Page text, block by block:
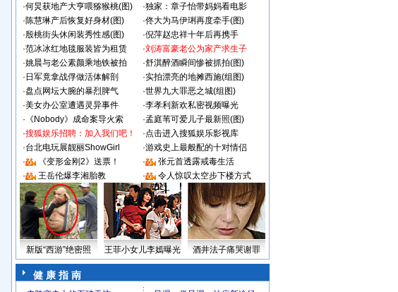
·何炅获地产大亨喂猕猴桃(图) ·独家：章子怡带妈妈看电影
·陈慧琳产后恢复好身材(图) ·佟大为马伊琍再度牵手(图)
·殷桃街头休闲装秀性感(图) ·倪萍赵忠祥十年后再携手
·范冰冰红地毯服装皆为租赁 ·刘涛富豪老公为家产求生子
·姚晨与老公素颜乘地铁被拍 ·舒淇醉酒瞬间惨被抓拍(图)
· 日军竟拿战俘做活体解剖 ·实拍漂亮的地摊西施(组图)
·盘点网坛大腕的暴烈脾气 ·世界九大罪恶之城(组图)
·美女办公室遭遇灵异事件 ·李孝利新欢私密视频曝光
· 《Nobody》成命案导火索 ·孟庭苇可爱儿子最新照(图)
·搜狐娱乐招聘：加入我们吧！ ·点击进入搜狐娱乐影视库
·台北电玩展靓丽ShowGirl ·游戏史上最般配的十对情侣
·
《变形金刚2》送票！ ·
张元首透露戒毒生活
·
王岳伦爆李湘胎教 · 令人惊叹太空步下楼方式
新版“西游”绝密照 王菲小女儿李嫣曝光 酒井法子痛哭谢罪
健 康 指 南